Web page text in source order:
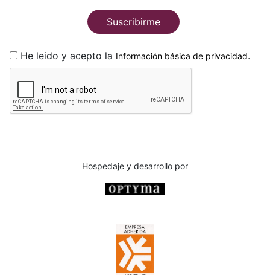
Suscribirme
He leido y acepto la Información básica de privacidad.
Hospedaje y desarrollo por